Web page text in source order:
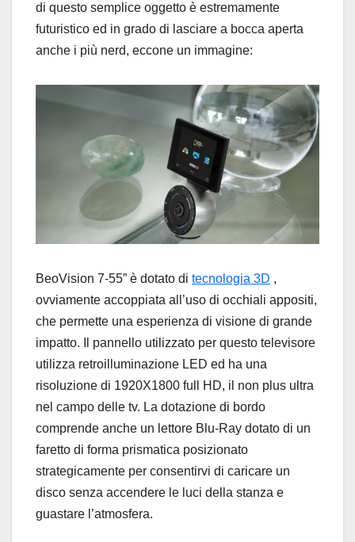
di questo semplice oggetto è estremamente
futuristico ed in grado di lasciare a bocca aperta
anche i più nerd, eccone un immagine:
BeoVision 7-55” è dotato di tecnologia 3D ,
ovviamente accoppiata all’uso di occhiali appositi,
che permette una esperienza di visione di grande
impatto. Il pannello utilizzato per questo televisore
utilizza retroilluminazione LED ed ha una
risoluzione di 1920X1800 full HD, il non plus ultra
nel campo delle tv. La dotazione di bordo
comprende anche un lettore Blu-Ray dotato di un
faretto di forma prismatica posizionato
strategicamente per consentirvi di caricare un
disco senza accendere le luci della stanza e
guastare l’atmosfera.